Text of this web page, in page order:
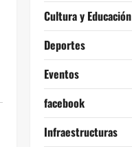
Cultura y Educación
Deportes
Eventos
facebook
Infraestructuras